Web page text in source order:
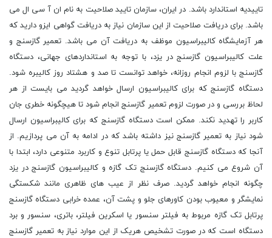
تاییدیه استاندارد باشد. در ایران، سازمان تایید صلاحیت به نام ان آ سی ال می
باشد. برای دریافت صلاحیت از این سازمان نیاز به دریافت گواهی ایزو دارید که
هر آزمایشگاه کالیبراسیون موظف به دریافت آن می باشد. تعمیر گازسنج و
علت کالیبراسیون گازسنج در یزد، با توجه به استانداردهای جهانی، دستگاه
گازسنج با لزوم انجام روزانه، خواهد توانست تا صد و هشتاد روز کالیبره شود.
دستگاه گازسنج که برای کالیبراسیون ارسال خواهد گردید می بایست از هر
لحاظ بررسی و در صورت لزوم تعمیر گازسنج انجام شود تا هیچگونه خطری جان
کاربر را تهدید نکند. ممکن است دستگاه گازسنج که برای کالیبراسیون ارسال
شود نیاز به تعمیر گازسنج نیز داشته باشد که در ادامه به آن می پردازیم. از
آنجا که دستگاه گازسنج قابل حمل یا پرتابل تنوع و کاربرد متنوعی دارد، ابتدا با
آن شروع می کنیم. دستگاه گازسنج تک گازه و کالیبراسیون گازسنج در یزد
چگونه انجام خواهد گردید. صرف نظر از عیب های ظاهری مانند شکستگی
نمایشگر و معیوب بودن کاورهای جلو و پشت آن، عمده خرابی دستگاه گازسنج
پرتابل تک گازه مربوط به فیلتر سنسور یا اسکرین فیلتر، باتری، سنسور و برد
دستگاه است که در صورت تشخیص هریک از این موارد نیاز به تعمیر گازسنج